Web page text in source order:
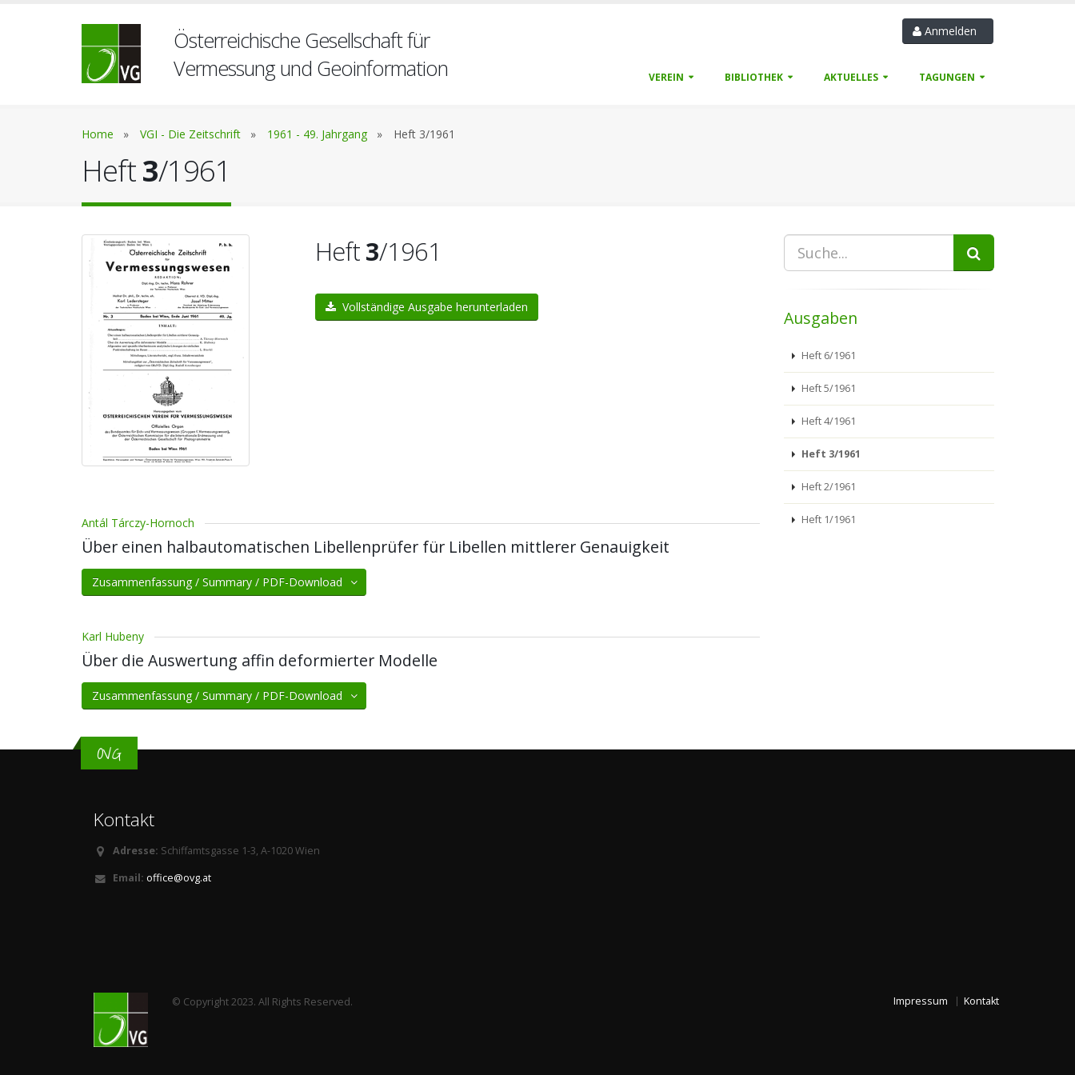
Österreichische Gesellschaft für
Vermessung und Geoinformation
Anmelden
VEREIN BIBLIOTHEK AKTUELLES TAGUNGEN
Home » VGI - Die Zeitschrift » 1961 - 49. Jahrgang » Heft 3/1961
Heft3/1961
Heft3/1961
Vollständige Ausgabe herunterladen
Antál Tárczy-Hornoch
Über einen halbautomatischen Libellenprüfer für Libellen mittlerer Genauigkeit
Zusammenfassung / Summary / PDF-Download
Karl Hubeny
Über die Auswertung affin deformierter Modelle
Zusammenfassung / Summary / PDF-Download
Ausgaben
Heft 6/1961
Heft 5/1961
Heft 4/1961
Heft 3/1961
Heft 2/1961
Heft 1/1961
OVG
Kontakt
Adresse: Schiffamtsgasse 1-3, A-1020 Wien
Email: office@ovg.at
© Copyright 2023. All Rights Reserved. Impressum Kontakt